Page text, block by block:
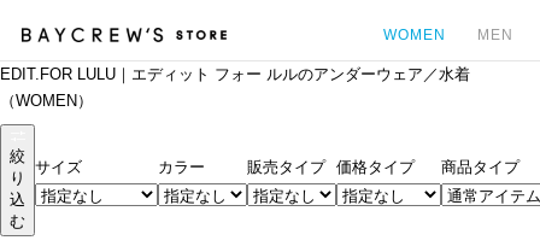
WOMEN MEN
EDIT.FOR LULU｜エディット フォー ルルのアンダーウェア／水着
（WOMEN）
絞
り
込
む
サイズ カラー 販売タイプ 価格タイプ 商品タイプ